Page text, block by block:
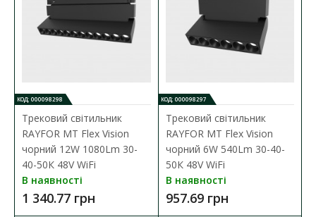
В закладки
КОД: 000098298
Трековий світильник
RAYFOR MT Flex Vision
чорний 12W 1080Lm 30-
40-50К 48V WiFi
В наявності
1 340.77 грн
КОД: 000098297
Трековий світильник
RAYFOR MT Flex Vision
чорний 6W 540Lm 30-40-
50К 48V WiFi
В наявності
957.69 грн